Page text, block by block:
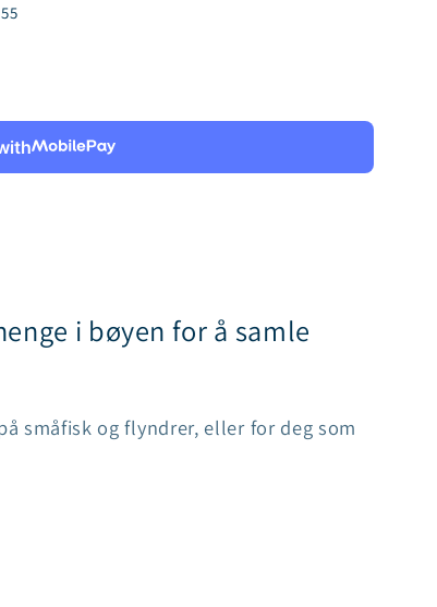
i bøyen for å samle
småfisk og flyndrer, eller for deg som